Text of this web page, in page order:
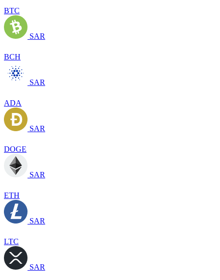
BTC
SAR
BCH
SAR
ADA
SAR
DOGE
SAR
ETH
SAR
LTC
SAR